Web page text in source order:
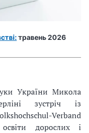
травень 2026
України Микола
зустріч із
Verband
дорослих і